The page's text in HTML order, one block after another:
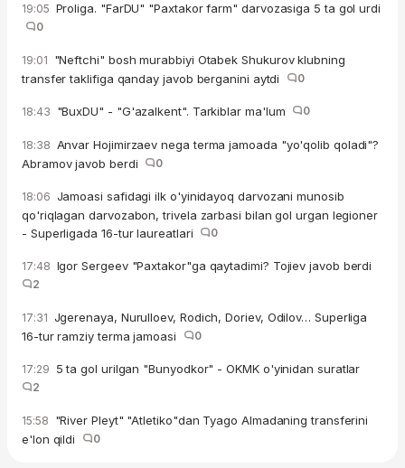
19:05 Proliga. "FarDU" "Paxtakor farm" darvozasiga 5 ta gol urdi
0
19:01 "Neftchi" bosh murabbiyi Otabek Shukurov klubning
transfer taklifiga qanday javob berganini aytdi
0
18:43 "BuxDU" - "G'azalkent". Tarkiblar ma'lum 0
18:38 Anvar Hojimirzaev nega terma jamoada "yo'qolib qoladi"?
Abramov javob berdi
0
18:06 Jamoasi safidagi ilk o'yinidayoq darvozani munosib
qo'riqlagan darvozabon, trivela zarbasi bilan gol urgan legioner
- Superligada 16-tur laureatlari
0
17:48 Igor Sergeev "Paxtakor"ga qaytadimi? Tojiev javob berdi
2
17:31 Jgerenaya, Nurulloev, Rodich, Doriev, Odilov… Superliga
16-tur ramziy terma jamoasi
0
17:29 5 ta gol urilgan "Bunyodkor" - OKMK o'yinidan suratlar
2
15:58 "River Pleyt" "Atletiko"dan Tyago Almadaning transferini
e'lon qildi
0